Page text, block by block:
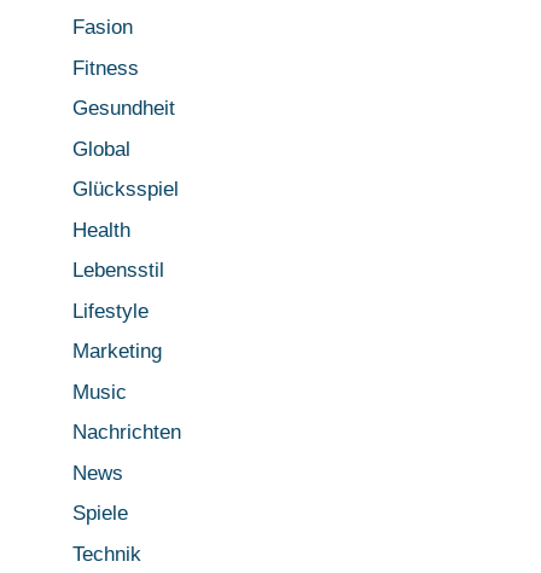
Fasion
Fitness
Gesundheit
Global
Glücksspiel
Health
Lebensstil
Lifestyle
Marketing
Music
Nachrichten
News
Spiele
Technik